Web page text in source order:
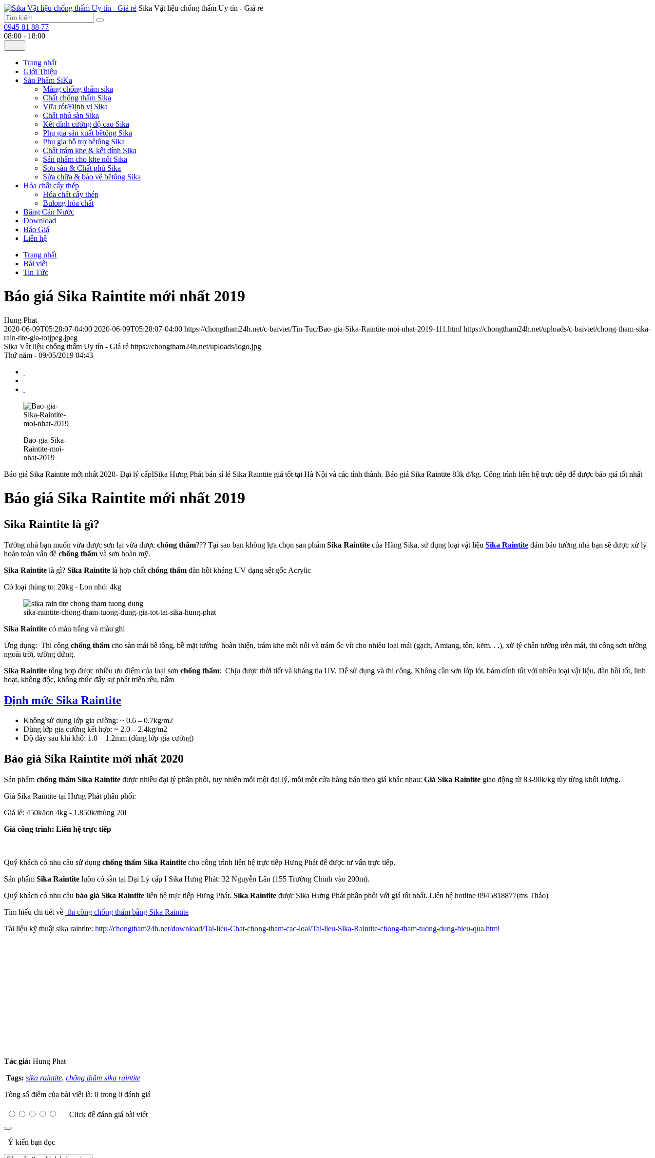
Sika Vật liệu chống thấm Uy tín - Giá rẻ
0945 81 88 77
08:00 - 18:00
Trang nhất
Giới Thiệu
Sản Phẩm SiKa
Màng chống thấm sika
Chất chống thấm Sika
Vữa rót/Định vị Sika
Chất phủ sàn Sika
Kết dính cường độ cao Sika
Phụ gia sản xuất bêtông Sika
Phụ gia hỗ trợ bêtông Sika
Chất trám khe & kết dính Sika
Sản phẩm cho khe nối Sika
Sơn sàn & Chất phủ Sika
Sửa chữa & bảo vệ bêtông Sika
Hóa chất cấy thép
Hóa chất cấy thép
Bulong hóa chất
Băng Cản Nước
Download
Báo Giá
Liên hệ
Trang nhất
Bài viết
Tin Tức
Báo giá Sika Raintite mới nhất 2019
Hung Phat
2020-06-09T05:28:07-04:00 2020-06-09T05:28:07-04:00 https://chongtham24h.net/c-baiviet/Tin-Tuc/Bao-gia-Sika-Raintite-moi-nhat-2019-111.html https://chongtham24h.net/uploads/c-baiviet/chong-tham-sika-
rain-tite-gia-totjpeg.jpeg
Sika Vật liệu chống thấm Uy tín - Giá rẻ https://chongtham24h.net/uploads/logo.jpg
Thứ năm - 09/05/2019 04:43
Bao-gia-Sika-
Raintite-moi-
nhat-2019
Báo giá Sika Raintite mới nhất 2020- Đại lý cấpISika Hưng Phát bán sỉ lẻ Sika Raintite giá tốt tại Hà Nội và các tỉnh thành. Báo giá Sika Raintite 83k đ/kg. Công trình liên hệ trực tiếp để được báo giá tốt nhất
Báo giá Sika Raintite mới nhất 2019
Sika Raintite là gì?
Tường nhà bạn muốn vừa được sơn lại vừa được chống thấm??? Tại sao bạn không lựa chọn sản phẩm Sika Raintite của Hãng Sika, sử dụng loại vật liệu Sika Raintite đảm bảo tường nhà bạn sẽ được xử lý
hoàn toàn vấn đề chống thấm và sơn hoàn mỹ.
Sika Raintite là gì? Sika Raintite là hợp chất chống thấm đàn hồi kháng UV dạng sệt gốc Acrylic
Có loại thùng to: 20kg - Lon nhỏ: 4kg
sika-raintite-chong-tham-tuong-dung-gia-tot-tai-sika-hung-phat
Sika Raintite có màu trắng và màu ghi
Ứng dụng: Thi công chống thấm cho sàn mái bê tông, bề mặt tường hoàn thiện, trám khe mối nối và trám ốc vít cho nhiều loại mái (gạch, Amiang, tôn, kẽm. . .), xử lý chân tường trên mái, thi công sơn tường
ngoài trời, tường đứng.
Sika Raintite tổng hợp được nhiều ưu điểm của loại sơn chống thấm: Chịu được thời tiết và kháng tia UV, Dễ sử dụng và thi công, Không cần sơn lớp lót, bám dính tốt với nhiều loại vật liệu, đàn hồi tốt, linh
hoạt, không độc, không thúc đẩy sự phát triển rêu, nấm
Định mức Sika Raintite
Không sử dụng lớp gia cường: ~ 0.6 – 0.7kg/m2
Dùng lớp gia cường kết hợp: ~ 2.0 – 2.4kg/m2
Độ dày sau khi khô: 1.0 – 1.2mm (dùng lớp gia cường)
Báo giá Sika Raintite mới nhất 2020
Sản phẩm chống thấm Sika Raintite được nhiều đại lý phân phối, tuy nhiên mỗi một đại lý, mỗi một cửa hàng bán theo giá khác nhau: Giá Sika Raintite giao động từ 83-90k/kg tùy từng khối lượng.
Giá Sika Raintite tại Hưng Phát phân phối:
Giá lẻ: 450k/lon 4kg - 1.850k/thùng 20l
Giá công trình: Liên hệ trực tiếp
Quý khách có nhu cầu sử dụng chống thấm Sika Raintite cho công trình liên hệ trực tiếp Hưng Phát để được tư vấn trực tiếp.
Sản phẩm Sika Raintite luôn có sẵn tại Đại Lý cấp I Sika Hưng Phát: 32 Nguyễn Lân (155 Trường Chinh vào 200m).
Quý khách có nhu cầu báo giá Sika Raintite liên hệ trực tiếp Hưng Phát. Sika Raintite được Sika Hưng Phát phân phối với giá tốt nhất. Liên hệ hotline 0945818877(ms Thảo)
Tìm hiểu chi tiết về thi công chống thấm bằng Sika Raintite
Tài liệu kỹ thuật sika raintite: http://chongtham24h.net/download/Tai-lieu-Chat-chong-tham-cac-loai/Tai-lieu-Sika-Raintite-chong-tham-tuong-dung-hieu-qua.html
Tác giả: Hung Phat
Tags: sika raintite, chống thấm sika raintite
Tổng số điểm của bài viết là: 0 trong 0 đánh giá
Click để đánh giá bài viết
Ý kiến bạn đọc